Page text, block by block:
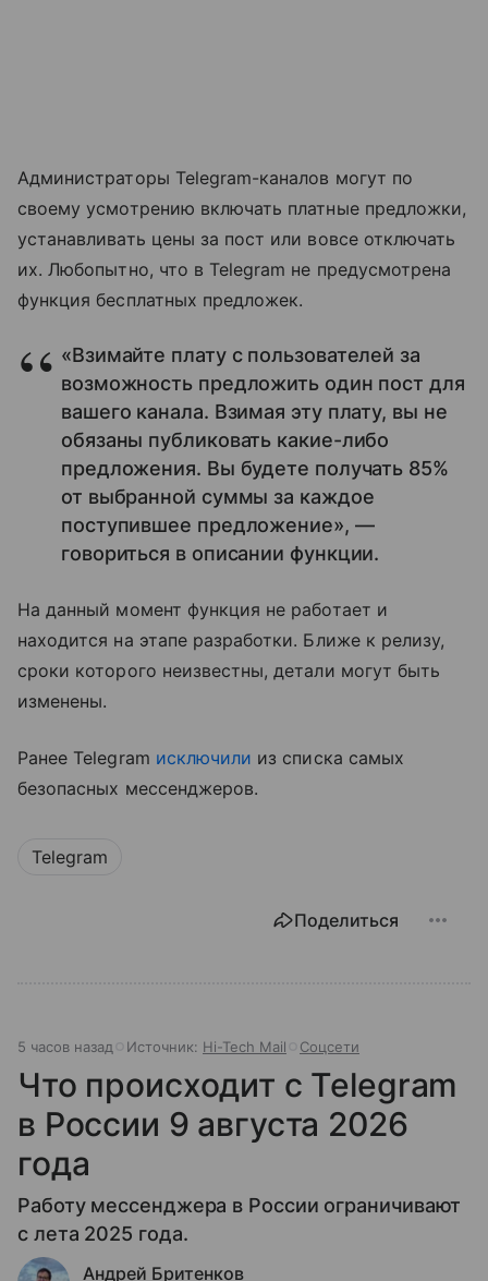
Администраторы Telegram-каналов могут по
своему усмотрению включать платные предложки,
устанавливать цены за пост или вовсе отключать
их. Любопытно, что в Telegram не предусмотрена
функция бесплатных предложек.
«Взимайте плату с пользователей за
возможность предложить один пост для
вашего канала. Взимая эту плату, вы не
обязаны публиковать какие-либо
предложения. Вы будете получать 85%
от выбранной суммы за каждое
поступившее предложение», —
говориться в описании функции.
На данный момент функция не работает и
находится на этапе разработки. Ближе к релизу,
сроки которого неизвестны, детали могут быть
изменены.
Ранее Telegram исключили из списка самых
безопасных мессенджеров.
Telegram
Поделиться
5 часов назад Источник: Hi-Tech Mail Соцсети
Что происходит с Telegram
в России 9 августа 2026
года
Работу мессенджера в России ограничивают
с лета 2025 года.
Андрей Бритенков